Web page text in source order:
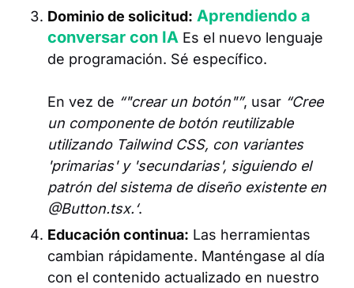
Dominio de solicitud: Aprendiendo a
conversar con IA Es el nuevo lenguaje
de programación. Sé específico.
En vez de “"crear un botón"”, usar “Cree
un componente de botón reutilizable
utilizando Tailwind CSS, con variantes
'primarias' y 'secundarias', siguiendo el
patrón del sistema de diseño existente en
@Button.tsx.‘.
Educación continua: Las herramientas
cambian rápidamente. Manténgase al día
con el contenido actualizado en nuestro